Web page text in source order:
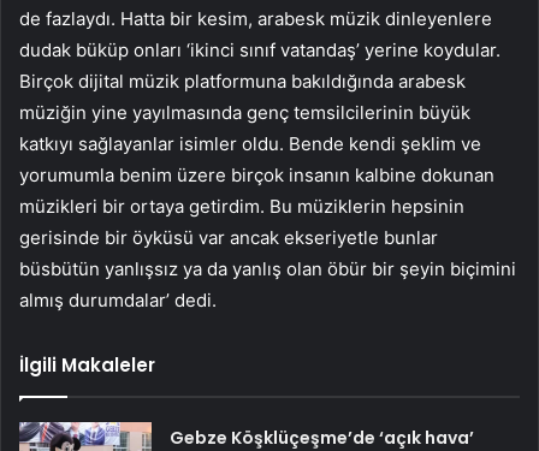
de fazlaydı. Hatta bir kesim, arabesk müzik dinleyenlere
dudak büküp onları ‘ikinci sınıf vatandaş’ yerine koydular.
Birçok dijital müzik platformuna bakıldığında arabesk
müziğin yine yayılmasında genç temsilcilerinin büyük
katkıyı sağlayanlar isimler oldu. Bende kendi şeklim ve
yorumumla benim üzere birçok insanın kalbine dokunan
müzikleri bir ortaya getirdim. Bu müziklerin hepsinin
gerisinde bir öyküsü var ancak ekseriyetle bunlar
büsbütün yanlışsız ya da yanlış olan öbür bir şeyin biçimini
almış durumdalar’ dedi.
İlgili Makaleler
Gebze Köşklüçeşme’de ‘açık hava’